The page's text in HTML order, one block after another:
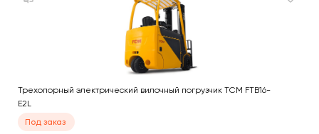
Трехопорный электрический вилочный погрузчик TCM FTB16-
E2L
Под заказ